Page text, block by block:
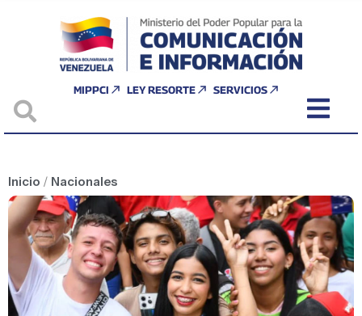
MIPPCI LEY RESORTE SERVICIOS
Inicio / Nacionales